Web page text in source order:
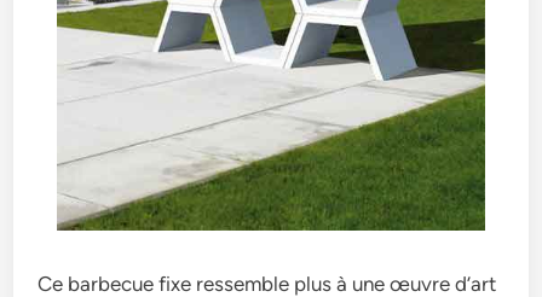
Ce barbecue fixe ressemble plus à une œuvre d’art